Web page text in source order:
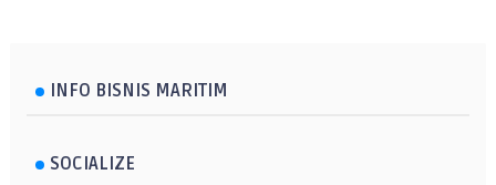
INFO BISNIS MARITIM
SOCIALIZE